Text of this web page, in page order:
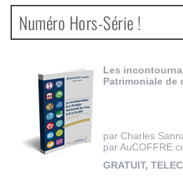
Numéro Hors-Série !
Les
Patrimoniale de
par Charles
par
GRATUIT,